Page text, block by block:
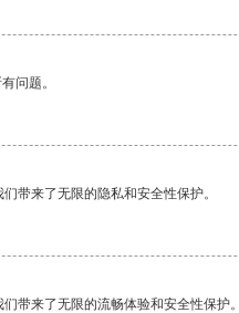
问题。
带来了无限的隐私和安全性保护。
带来了无限的流畅体验和安全性保护